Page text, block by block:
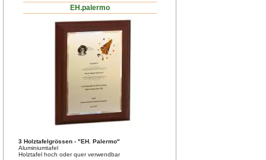
EH.palermo
3 Holztafelgrössen - "EH. Palermo"
Aluminiumtafel
Holztafel hoch oder quer verwendbar